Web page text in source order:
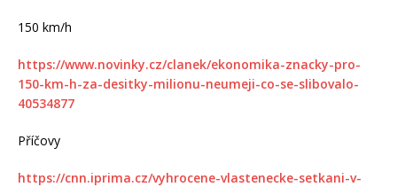
150 km/h
https://www.novinky.cz/clanek/ekonomika-znacky-pro-
150-km-h-za-desitky-milionu-neumeji-co-se-slibovalo-
40534877
Příčovy
https://cnn.iprima.cz/vyhrocene-vlastenecke-setkani-v-